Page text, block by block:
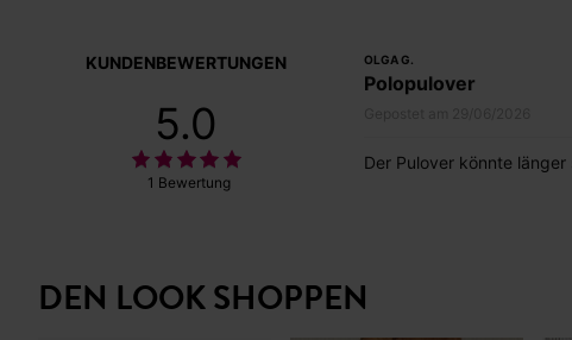
KUNDENBEWERTUNGEN
5.0
1 Bewertung
OLGA G.
Polopulover
Der Pulover könnte
DEN LOOK SHOPPEN